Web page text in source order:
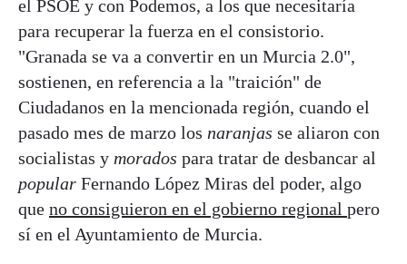
el PSOE y con Podemos, a los que necesitaría
para recuperar la fuerza en el consistorio.
"Granada se va a convertir en un Murcia 2.0",
sostienen, en referencia a la "traición" de
Ciudadanos en la mencionada región, cuando el
pasado mes de marzo los naranjas se aliaron con
socialistas y morados para tratar de desbancar al
popular Fernando López Miras del poder, algo
que no consiguieron en el gobierno regional pero
sí en el Ayuntamiento de Murcia.